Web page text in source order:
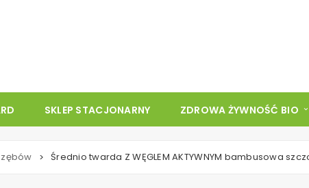
SKLEP STACJONARNY ZDROWA ŻYWNOŚĆ BIO
> Średnio twarda Z WĘGLEM AKTYWNYM bambusowa